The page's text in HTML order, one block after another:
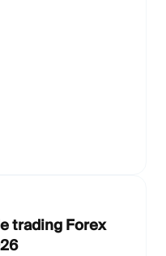
trading Forex